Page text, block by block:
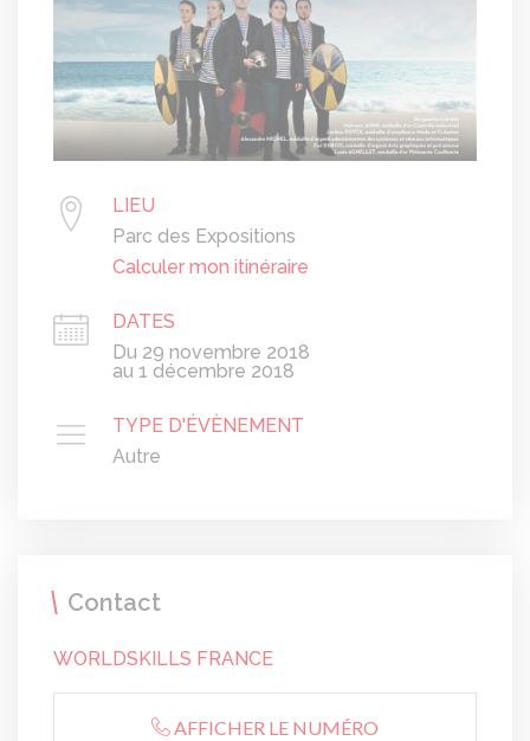
LIEU
Parc des Expositions
Calculer mon itinéraire
DATES
Du 29 novembre 2018
au 1 décembre 2018
TYPE D'ÉVÈNEMENT
Autre
Contact
WORLDSKILLS FRANCE
AFFICHER LE NUMÉRO